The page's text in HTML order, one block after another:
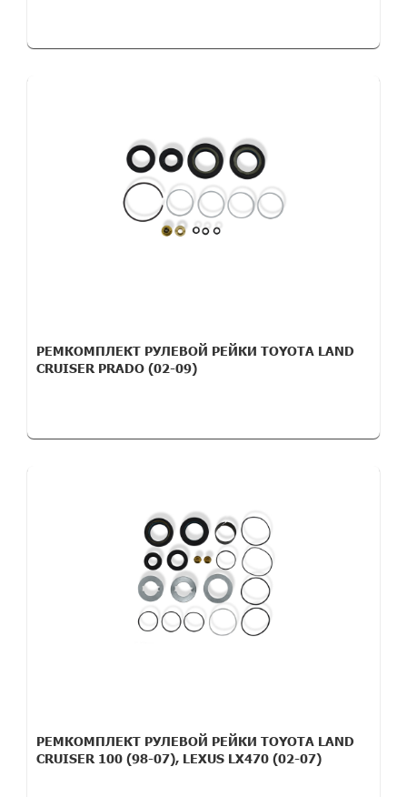
РЕМКОМПЛЕКТ РУЛЕВОЙ РЕЙКИ TOYOTA LAND
CRUISER PRADO (02-09)
РЕМКОМПЛЕКТ РУЛЕВОЙ РЕЙКИ TOYOTA LAND
CRUISER 100 (98-07), LEXUS LX470 (02-07)